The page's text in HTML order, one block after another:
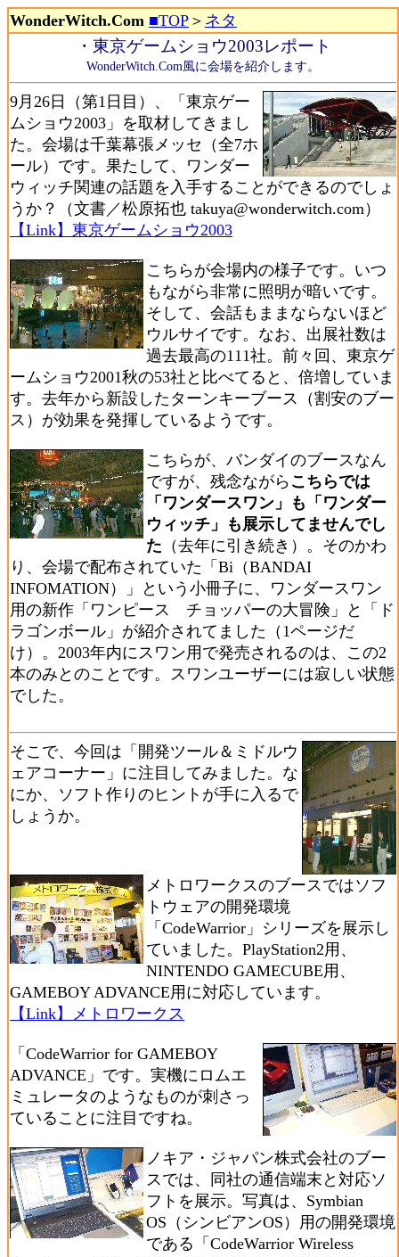
WonderWitch.Com ■TOP ＞ ネタ
・東京ゲームショウ2003レポート
WonderWitch.Com風に会場を紹介します。
9月26日（第1日目）、「東京ゲー
ムショウ2003」を取材してきまし
た。会場は千葉幕張メッセ（全7ホ
ール）です。果たして、ワンダー
ウィッチ関連の話題を入手することができるのでしょ
うか？（文書／松原拓也 takuya@wonderwitch.com）
【Link】東京ゲームショウ2003
こちらが会場内の様子です。いつ
もながら非常に照明が暗いです。
そして、会話もままならないほど
ウルサイです。なお、出展社数は
過去最高の111社。前々回、東京ゲ
ームショウ2001秋の53社と比べてると、倍増していま
す。去年から新設したターンキーブース（割安のブー
ス）が効果を発揮しているようです。
こちらが、バンダイのブースなん
ですが、残念ながら こちらでは
「ワンダースワン」も「ワンダー
ウィッチ」も展示してませんでし
た （去年に引き続き）。そのかわ
り、会場で配布されていた「Bi（BANDAI
INFOMATION）」という小冊子に、ワンダースワン
用の新作「ワンピース チョッパーの大冒険」と「ド
ラゴンボール」が紹介されてました（1ページだ
け）。2003年内にスワン用で発売されるのは、この2
本のみとのことです。スワンユーザーには寂しい状態
でした。
そこで、今回は「開発ツール＆ミドルウ
ェアコーナー」に注目してみました。な
にか、ソフト作りのヒントが手に入るで
しょうか。
メトロワークスのブースではソフ
トウェアの開発環境
「CodeWarrior」シリーズを展示し
ていました。PlayStation2用、
NINTENDO GAMECUBE用、
GAMEBOY ADVANCE用に対応しています。
【Link】メトロワークス
「CodeWarrior for GAMEBOY
ADVANCE」です。実機にロムエ
ミュレータのようなものが刺さっ
ていることに注目ですね。
ノキア・ジャパン株式会社のブー
スでは、同社の通信端末と対応ソ
フトを展示。写真は、Symbian
OS（シンビアンOS）用の開発環境
である「CodeWarrior Wireless